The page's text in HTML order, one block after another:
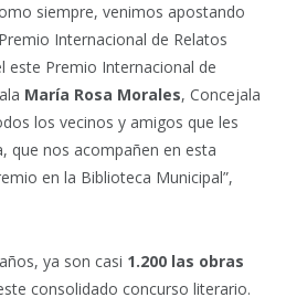
siempre, venimos apostando
Internacional de Relatos
este Premio Internacional de
María Rosa Morales, Concejala
los vecinos y amigos que les
que nos acompañen en esta
en la Biblioteca Municipal”,
ya son casi 1.200 las obras
consolidado concurso literario.